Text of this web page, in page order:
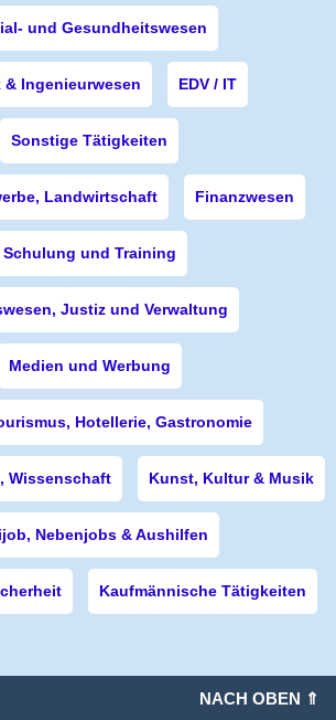
und Gesundheitswesen
& Ingenieurwesen EDV / IT
Sonstige Tätigkeiten
Landwirtschaft Finanzwesen
Schulung und Training
Justiz und Verwaltung
Medien und Werbung
Hotellerie, Gastronomie
Wissenschaft Kunst, Kultur & Musik
Nebenjobs & Aushilfen
Kaufmännische Tätigkeiten
NACH OBEN ⇑